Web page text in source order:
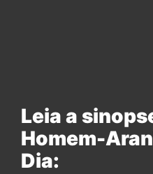
Leia a
Homem-
Dia: